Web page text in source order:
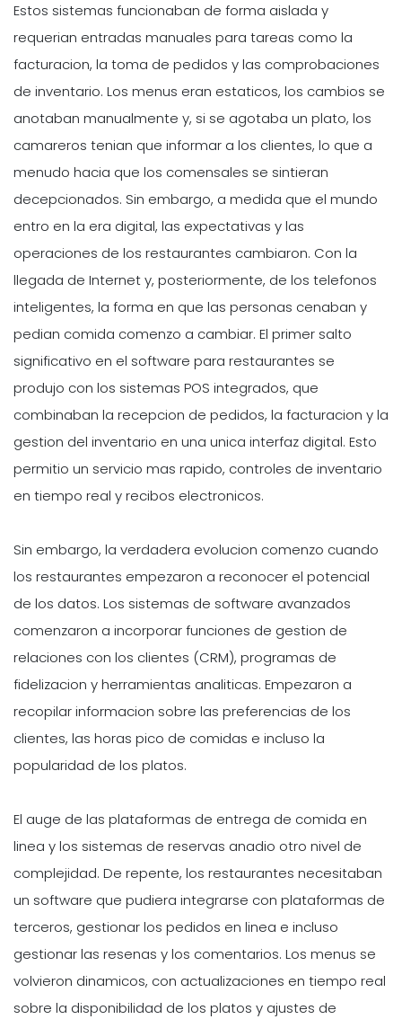
Estos sistemas funcionaban de forma aislada y
requerian entradas manuales para tareas como la
facturacion, la toma de pedidos y las comprobaciones
de inventario. Los menus eran estaticos, los cambios se
anotaban manualmente y, si se agotaba un plato, los
camareros tenian que informar a los clientes, lo que a
menudo hacia que los comensales se sintieran
decepcionados. Sin embargo, a medida que el mundo
entro en la era digital, las expectativas y las
operaciones de los restaurantes cambiaron. Con la
llegada de Internet y, posteriormente, de los telefonos
inteligentes, la forma en que las personas cenaban y
pedian comida comenzo a cambiar. El primer salto
significativo en el software para restaurantes se
produjo con los sistemas POS integrados, que
combinaban la recepcion de pedidos, la facturacion y la
gestion del inventario en una unica interfaz digital. Esto
permitio un servicio mas rapido, controles de inventario
en tiempo real y recibos electronicos.
Sin embargo, la verdadera evolucion comenzo cuando
los restaurantes empezaron a reconocer el potencial
de los datos. Los sistemas de software avanzados
comenzaron a incorporar funciones de gestion de
relaciones con los clientes (CRM), programas de
fidelizacion y herramientas analiticas. Empezaron a
recopilar informacion sobre las preferencias de los
clientes, las horas pico de comidas e incluso la
popularidad de los platos.
El auge de las plataformas de entrega de comida en
linea y los sistemas de reservas anadio otro nivel de
complejidad. De repente, los restaurantes necesitaban
un software que pudiera integrarse con plataformas de
terceros, gestionar los pedidos en linea e incluso
gestionar las resenas y los comentarios. Los menus se
volvieron dinamicos, con actualizaciones en tiempo real
sobre la disponibilidad de los platos y ajustes de